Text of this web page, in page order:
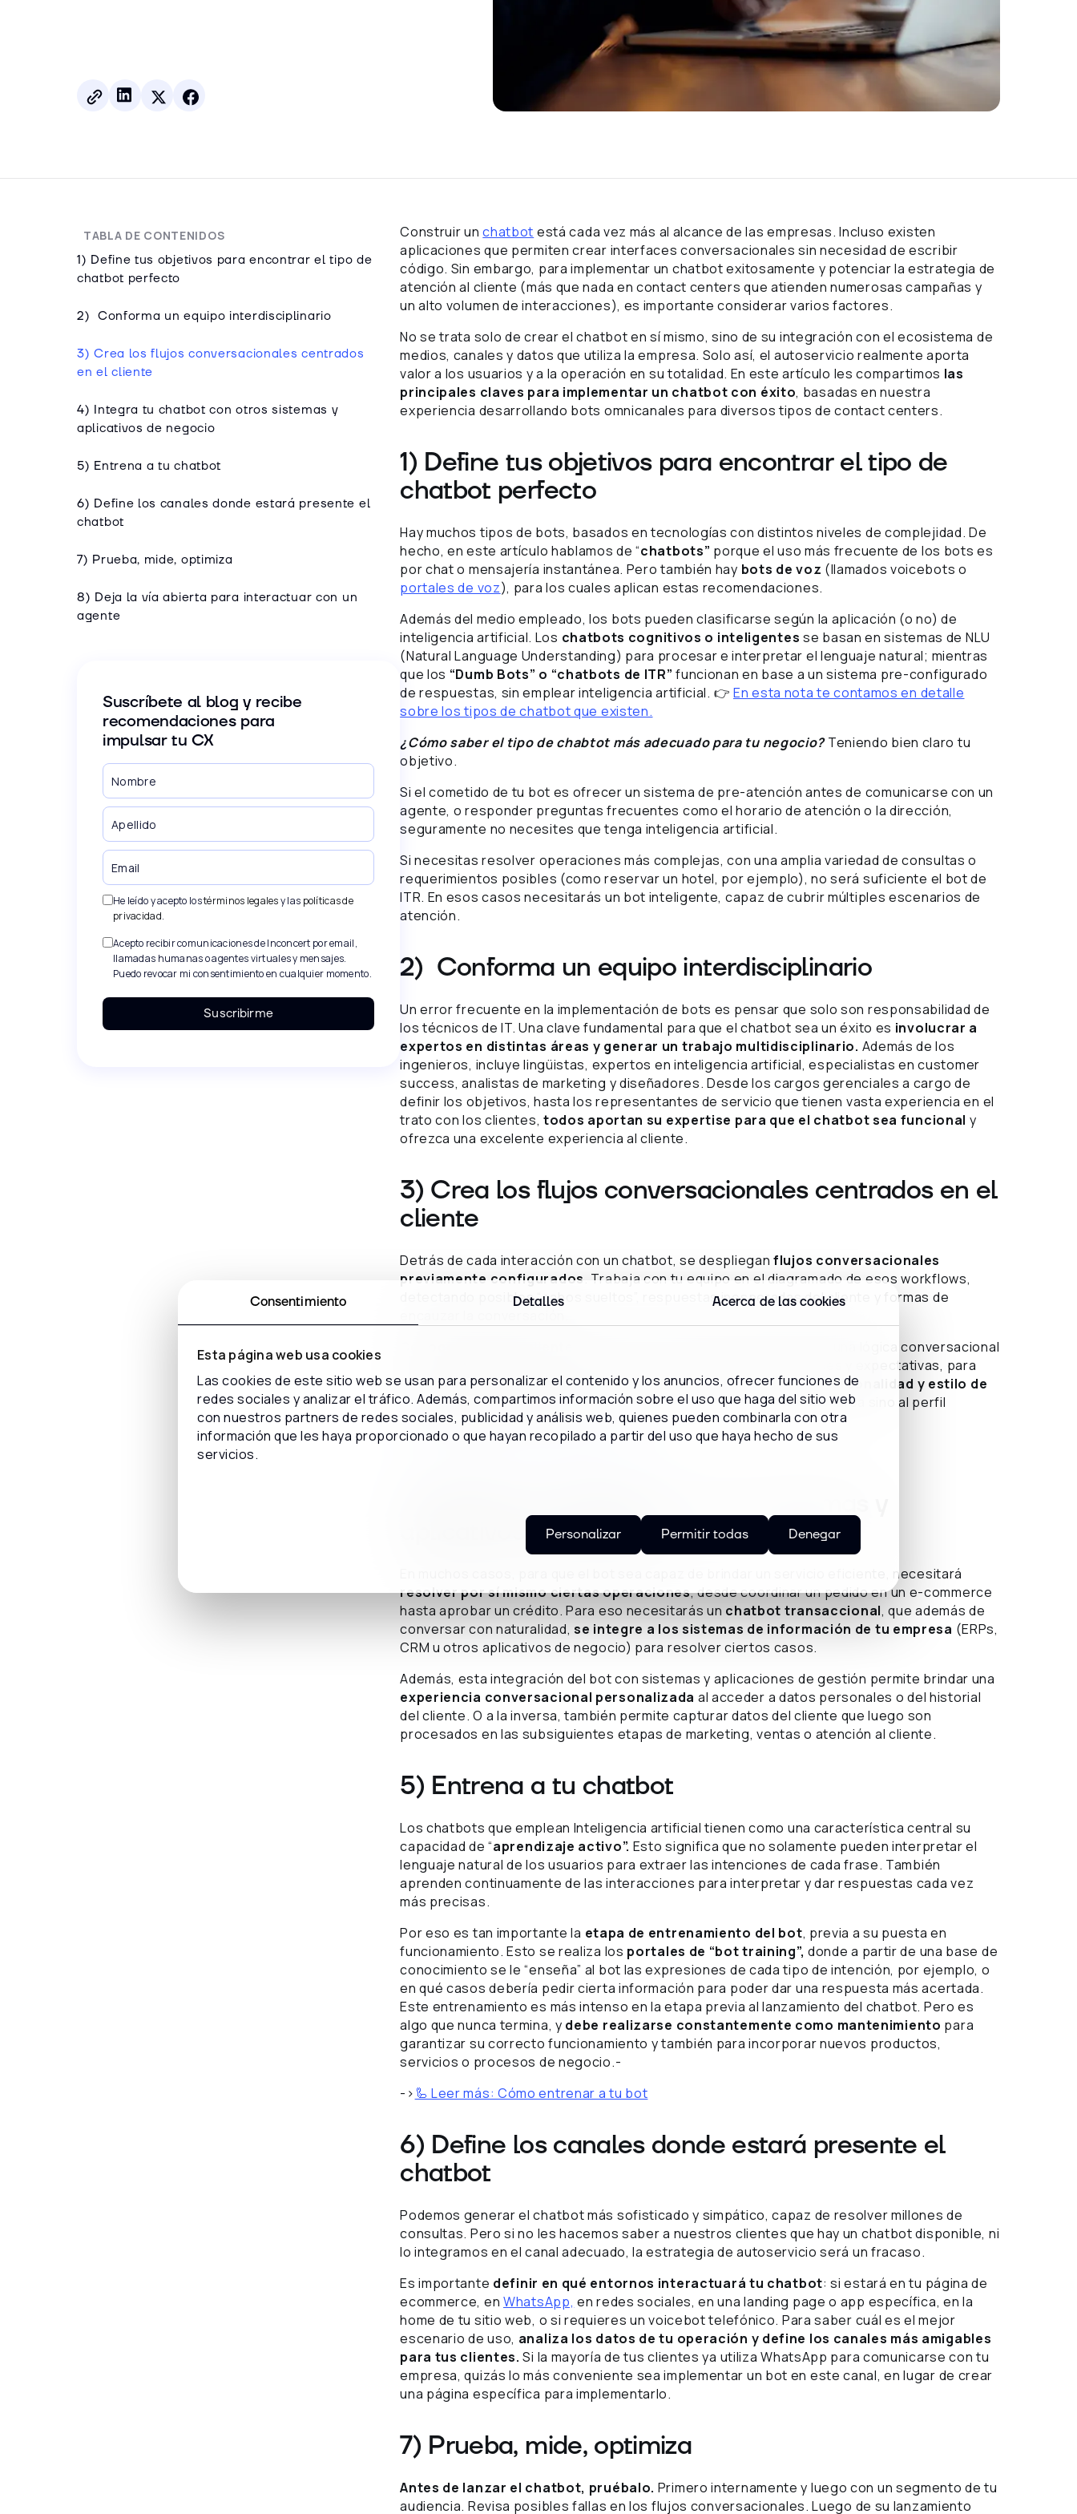
Consentimiento Detalles Acerca de las cookies
Esta página web usa cookies
Las cookies de este sitio web se usan para personalizar el contenido y los anuncios, ofrecer funciones de
redes sociales y analizar el tráfico. Además, compartimos información sobre el uso que haga del sitio web
con nuestros partners de redes sociales, publicidad y análisis web, quienes pueden combinarla con otra
información que les haya proporcionado o que hayan recopilado a partir del uso que haya hecho de sus
servicios.
Denegar
Personalizar Permitir todas
TABLA DE CONTENIDOS
1) Define tus objetivos para encontrar el tipo de
chatbot perfecto
2) Conforma un equipo interdisciplinario
3) Crea los flujos conversacionales centrados
en el cliente
4) Integra tu chatbot con otros sistemas y
aplicativos de negocio
5) Entrena a tu chatbot
6) Define los canales donde estará presente el
chatbot
7) Prueba, mide, optimiza
8) Deja la vía abierta para interactuar con un
agente
Suscríbete al blog y recibe
recomendaciones para
impulsar tu CX
He leído y acepto lostérminos legalesy las políticas de
privacidad.
Acepto recibir comunicaciones de Inconcert por email,
llamadas humanas o agentes virtuales y mensajes.
Puedo revocar mi consentimiento en cualquier momento.
Suscribirme
Construir unchatbot está cada vez más al alcance de las empresas. Incluso existen
aplicaciones que permiten crear interfaces conversacionales sin necesidad de escribir
código. Sin embargo, para implementar un chatbot exitosamente y potenciar la estrategia de
atención al cliente (más que nada en contact centers que atienden numerosas campañas y
un alto volumen de interacciones), es importante considerar varios factores.
No se trata solo de crear el chatbot en sí mismo, sino de su integración con el ecosistema de
medios, canales y datos que utiliza la empresa. Solo así, el autoservicio realmente aporta
valor a los usuarios y a la operación en su totalidad. En este artículo les compartimos las
principales claves para implementar un chatbot con éxito, basadas en nuestra
experiencia desarrollando bots omnicanales para diversos tipos de contact centers.
1) Define tus objetivos para encontrar el tipo de
chatbot perfecto
Hay muchos tipos de bots, basados en tecnologías con distintos niveles de complejidad. De
hecho, en este artículo hablamos de “chatbots” porque el uso más frecuente de los bots es
por chat o mensajería instantánea. Pero también hay bots de voz (llamados voicebots o
portales de voz), para los cuales aplican estas recomendaciones.
Además del medio empleado, los bots pueden clasificarse según la aplicación (o no) de
inteligencia artificial. Los chatbots cognitivos o inteligentes se basan en sistemas de NLU
(Natural Language Understanding) para procesar e interpretar el lenguaje natural; mientras
que los “Dumb Bots” o “chatbots de ITR” funcionan en base a un sistema pre-configurado
de respuestas, sin emplear inteligencia artificial. 👉 En esta nota te contamos en detalle
sobre los tipos de chatbot que existen.
¿Cómo saber el tipo de chabtot más adecuado para tu negocio? Teniendo bien claro tu
objetivo.
Si el cometido de tu bot es ofrecer un sistema de pre-atención antes de comunicarse con un
agente, o responder preguntas frecuentes como el horario de atención o la dirección,
seguramente no necesites que tenga inteligencia artificial.
Si necesitas resolver operaciones más complejas, con una amplia variedad de consultas o
requerimientos posibles (como reservar un hotel, por ejemplo), no será suficiente el bot de
ITR. En esos casos necesitarás un bot inteligente, capaz de cubrir múltiples escenarios de
atención.
2) Conforma un equipo interdisciplinario
Un error frecuente en la implementación de bots es pensar que solo son responsabilidad de
los técnicos de IT. Una clave fundamental para que el chatbot sea un éxito es involucrar a
expertos en distintas áreas y generar un trabajo multidisciplinario. Además de los
ingenieros, incluye lingüistas, expertos en inteligencia artificial, especialistas en customer
success, analistas de marketing y diseñadores. Desde los cargos gerenciales a cargo de
definir los objetivos, hasta los representantes de servicio que tienen vasta experiencia en el
trato con los clientes, todos aportan su expertise para que el chatbot sea funcional y
ofrezca una excelente experiencia al cliente.
3) Crea los flujos conversacionales centrados en el
cliente
Detrás de cada interacción con un chatbot, se despliegan flujos conversacionales
previamente configurados . Trabaja con tu equipo en el diagramado de esos workflows,
detectando posibles “cabos sueltos”, respuestas inesperadas del cliente y formas de
es vital para diseñar workflows y aplicar una lógica conversacional
que realmente funcione. Debes prever sus necesidades, inquietudes y expectativas, para
que el bot pueda darle respuestas satisfactorias.Esto incluye la personalidad y estilo de
comunicación del bot, alineado no solo a los valores y tono de tu marca sino al perfil
sociodemográfico de tus clientes.
aplicativos de negocio
En muchos casos, para que el bot sea capaz de brindar un servicio eficiente, necesitará
resolver por sí mismo ciertas operaciones, desde coordinar un pedido en un e-commerce
hasta aprobar un crédito. Para eso necesitarás un chatbot transaccional, que además de
conversar con naturalidad, se integre a los sistemas de información de tu empresa (ERPs,
CRM u otros aplicativos de negocio) para resolver ciertos casos.
Además, esta integración del bot con sistemas y aplicaciones de gestión permite brindar una
experiencia conversacional personalizada al acceder a datos personales o del historial
del cliente. O a la inversa, también permite capturar datos del cliente que luego son
procesados en las subsiguientes etapas de marketing, ventas o atención al cliente.
5) Entrena a tu chatbot
Los chatbots que emplean Inteligencia artificial tienen como una característica central su
capacidad de “aprendizaje activo”. Esto significa que no solamente pueden interpretar el
lenguaje natural de los usuarios para extraer las intenciones de cada frase. También
aprenden continuamente de las interacciones para interpretar y dar respuestas cada vez
más precisas.
Por eso es tan importante la etapa de entrenamiento del bot, previa a su puesta en
funcionamiento. Esto se realiza los portales de “bot training”, donde a partir de una base de
conocimiento se le “enseña” al bot las expresiones de cada tipo de intención, por ejemplo, o
en qué casos debería pedir cierta información para poder dar una respuesta más acertada.
Este entrenamiento es más intenso en la etapa previa al lanzamiento del chatbot. Pero es
algo que nunca termina, y debe realizarse constantemente como mantenimiento para
garantizar su correcto funcionamiento y también para incorporar nuevos productos,
servicios o procesos de negocio.-
-> 🦾 Leer más: Cómo entrenar a tu bot
6) Define los canales donde estará presente el
chatbot
Podemos generar el chatbot más sofisticado y simpático, capaz de resolver millones de
consultas. Pero si no les hacemos saber a nuestros clientes que hay un chatbot disponible, ni
lo integramos en el canal adecuado, la estrategia de autoservicio será un fracaso.
Es importante definir en qué entornos interactuará tu chatbot: si estará en tu página de
ecommerce, en WhatsApp, en redes sociales, en una landing page o app específica, en la
home de tu sitio web, o si requieres un voicebot telefónico. Para saber cuál es el mejor
escenario de uso, analiza los datos de tu operación y define los canales más amigables
para tus clientes. Si la mayoría de tus clientes ya utiliza WhatsApp para comunicarse con tu
empresa, quizás lo más conveniente sea implementar un bot en este canal, en lugar de crear
una página específica para implementarlo.
7) Prueba, mide, optimiza
Antes de lanzar el chatbot, pruébalo. Primero internamente y luego con un segmento de tu
audiencia. Revisa posibles fallas en los flujos conversacionales. Luego de su lanzamiento